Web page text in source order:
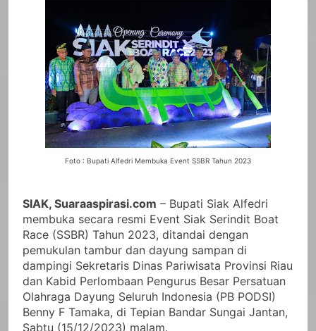
SIAK, Suaraaspirasi.com– Bupati Siak Alfedri
membuka secara resmi Event Siak Serindit Boat
Race (SSBR) Tahun 2023, ditandai dengan
pemukulan tambur dan dayung sampan di
dampingi Sekretaris Dinas Pariwisata Provinsi Riau
dan Kabid Perlombaan Pengurus Besar Persatuan
Olahraga Dayung Seluruh Indonesia (PB PODSI)
Benny F Tamaka, di Tepian Bandar Sungai Jantan,